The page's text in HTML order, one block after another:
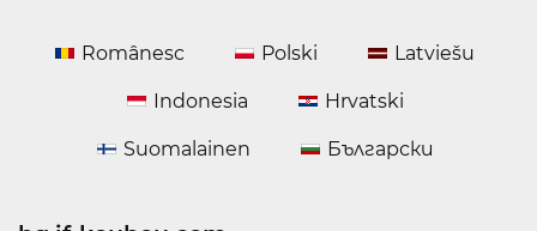
Românesc Polski Latviešu
Indonesia Hrvatski
Suomalainen Български